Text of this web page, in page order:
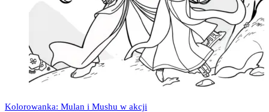
Kolorowanka: Mulan i Mushu w akcji